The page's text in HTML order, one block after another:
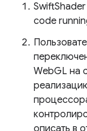
code
WebGL на
описать в